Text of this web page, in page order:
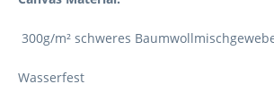
300g/m² schweres
Wasserfest